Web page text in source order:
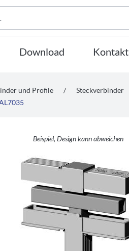
Download Kontakt
und Profile / Steckverbinder
Beispiel, Design kann abweichen